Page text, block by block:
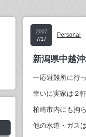
2007
7/17
Personal
新潟県中越
一応避難所に行
幸いに実家は２
柏崎市内にも拘
他の水道・ガス